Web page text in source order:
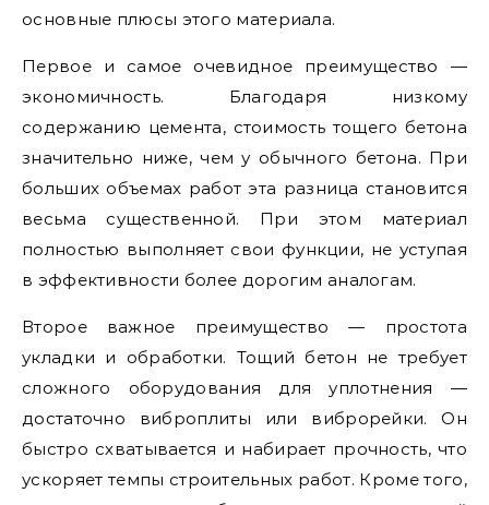
основные плюсы этого материала.
Первое и самое очевидное преимущество —
экономичность. Благодаря низкому
содержанию цемента, стоимость тощего бетона
значительно ниже, чем у обычного бетона. При
больших объемах работ эта разница становится
весьма существенной. При этом материал
полностью выполняет свои функции, не уступая
в эффективности более дорогим аналогам.
Второе важное преимущество — простота
укладки и обработки. Тощий бетон не требует
сложного оборудования для уплотнения —
достаточно виброплиты или виброрейки. Он
быстро схватывается и набирает прочность, что
ускоряет темпы строительных работ. Кроме того,